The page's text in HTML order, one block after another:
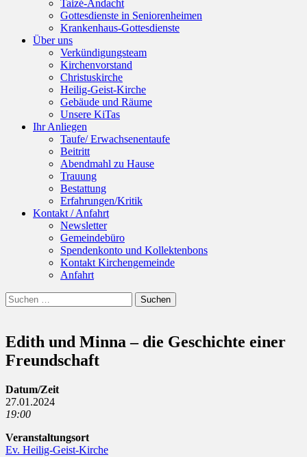
Taizé-Andacht
Gottesdienste in Seniorenheimen
Krankenhaus-Gottesdienste
Über uns
Verkündigungsteam
Kirchenvorstand
Christuskirche
Heilig-Geist-Kirche
Gebäude und Räume
Unsere KiTas
Ihr Anliegen
Taufe/ Erwachsenentaufe
Beitritt
Abendmahl zu Hause
Trauung
Bestattung
Erfahrungen/Kritik
Kontakt / Anfahrt
Newsletter
Gemeindebüro
Spendenkonto und Kollektenbons
Kontakt Kirchengemeinde
Anfahrt
Suchen
Suchen
nach:
Edith und Minna – die Geschichte einer
Freundschaft
Datum/Zeit
27.01.2024
19:00
Veranstaltungsort
Ev. Heilig-Geist-Kirche